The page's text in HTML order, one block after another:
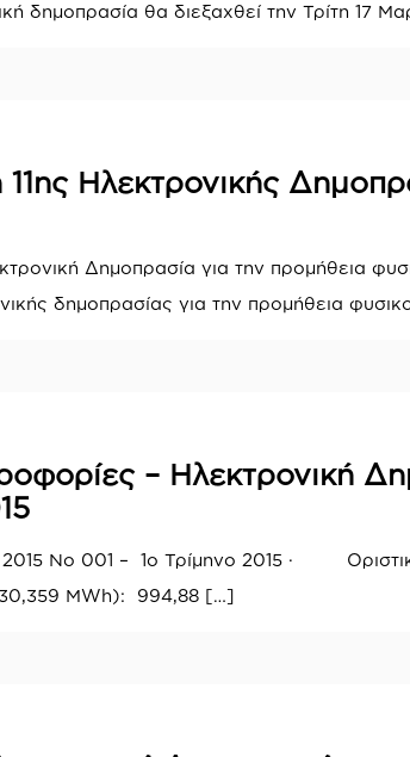
δημοπρασία θα διεξαχθεί την Τρίτη 17
Ηλεκτρονικής
Δημοπρασία για την προμήθεια
δημοπρασίας για την προμήθεια
– Ηλεκτρονική
2015 Νο 001 – 1o Τρίμηνο 2015 ·
30,359 MWh): 994,88[…]